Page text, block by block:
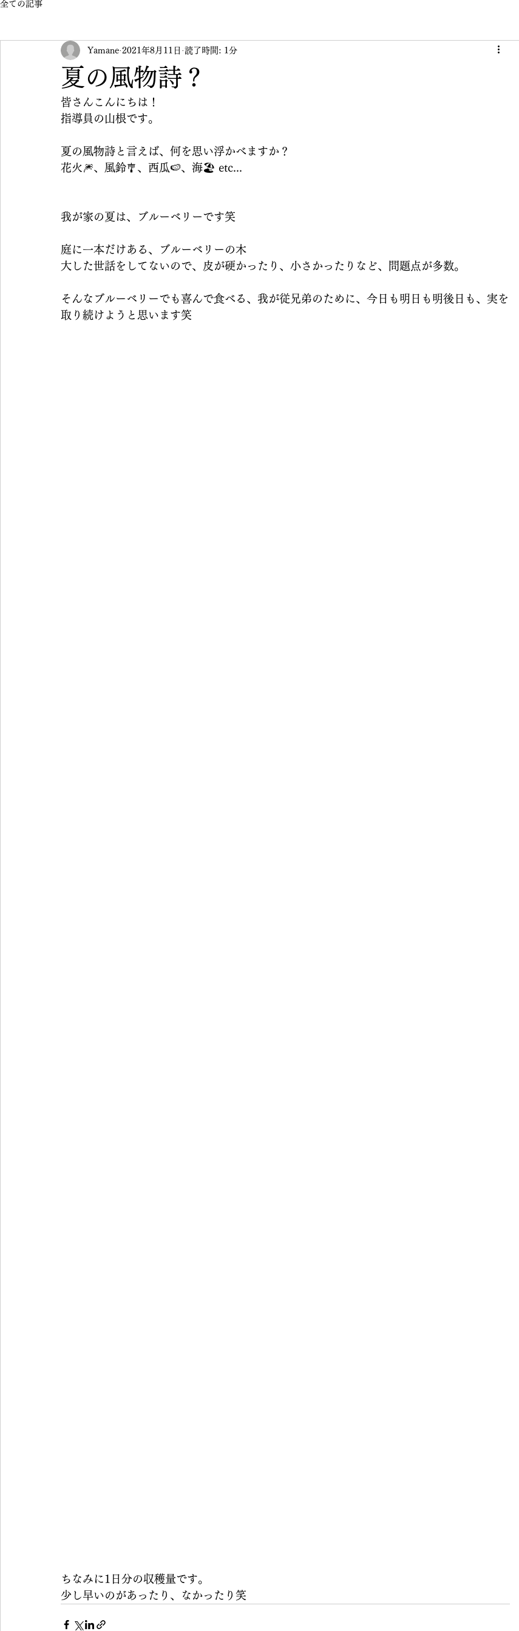
全ての記事
夏の風物詩？
Yamane 2021年8月11日 読了時間: 1分
皆さんこんにちは！
指導員の山根です。
夏の風物詩と言えば、何を思い浮かべますか？
花火🎆、風鈴🎐、西瓜🍉、海🏖 etc...
我が家の夏は、ブルーベリーです笑
庭に一本だけある、ブルーベリーの木
大した世話をしてないので、皮が硬かったり、小さかったりなど、問題点が多数。
そんなブルーベリーでも喜んで食べる、我が従兄弟のために、今日も明日も明後日も、実を
取り続けようと思います笑
ちなみに1日分の収穫量です。
少し早いのがあったり、なかったり笑